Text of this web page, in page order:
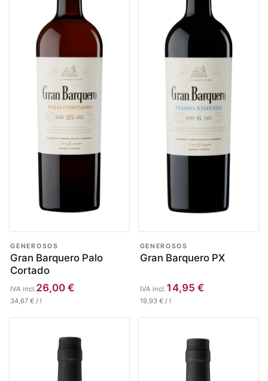
GENEROSOS
Gran Barquero Palo
Cortado
26,00 €
IVA incl.
34,67 € / l
GENEROSOS
Gran Barquero PX
14,95 €
IVA incl.
19,93€/ l